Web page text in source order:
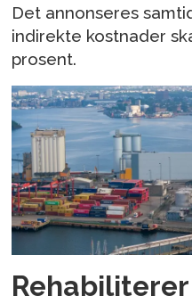
Det annonseres
indirekte kostnader
prosent.
Rehabiliterer